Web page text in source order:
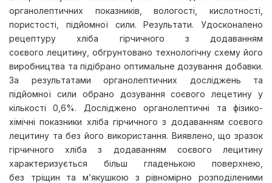
органолептичних показників, вологості, кислотності,
пористості, підйомної сили. Результати. Удосконалено
рецептуру хліба гірчичного з додаванням
соєвого лецитину, обгрунтовано технологічну схему його
виробництва та підібрано оптимальне дозування добавки.
За результатами органолептичних досліджень та
підйомної сили обрано дозування соєвого лецетину у
кількості 0,6%. Досліджено органолептичні та фізико-
хімічні показники хліба гірчичного з додаванням соєвого
лецитину та без його використання. Виявлено, що зразок
гірчичного хліба з додаванням соєвого лецитину
характеризується більш гладенькою поверхнею,
без тріщин та м’якушкою з рівномірно розподіленими